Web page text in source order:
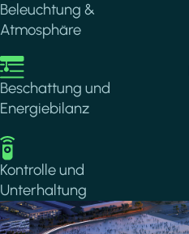
Beleuchtung &
Atmosphäre
Image
Beschattung und
Energiebilanz
Image
Kontrolle und
Unterhaltung